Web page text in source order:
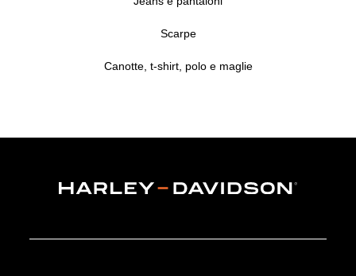
Scarpe
Canotte, t-shirt, polo e maglie